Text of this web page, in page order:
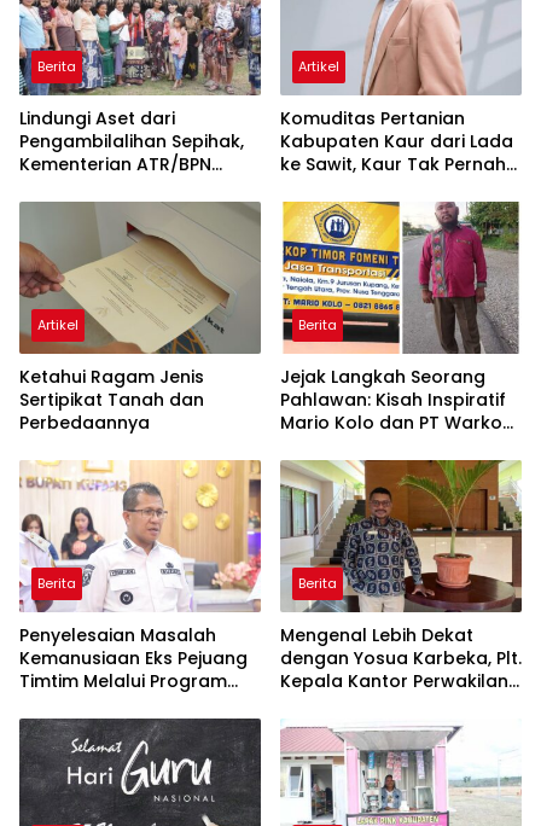
Pos Terkait
Berita
Lindungi Aset dari
Pengambilalihan Sepihak,
Kementerian ATR/BPN
Targetkan Pendaftaran 10
Tanah Ulayat di Sumba
Artikel
Komuditas Pertanian
Kabupaten Kaur dari Lada
ke Sawit, Kaur Tak Pernah
Kehilangan Arah
Artikel
Ketahui Ragam Jenis
Sertipikat Tanah dan
Perbedaannya
Berita
Jejak Langkah Seorang
Pahlawan: Kisah Inspiratif
Mario Kolo dan PT Warkop
Timor Foneni TRANS Kefa
Berita Berita